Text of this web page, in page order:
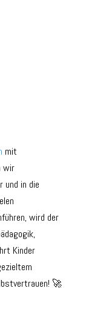
mit
wir
und in die
wird der
Kinder
🚀